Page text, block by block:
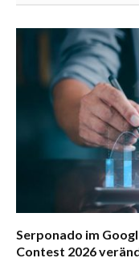
Serponado im
Contest 2026